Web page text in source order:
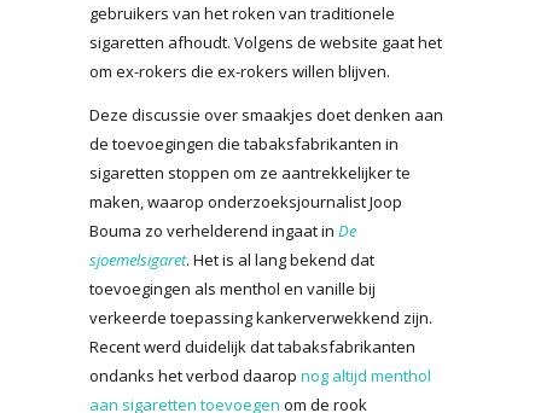
gebruikers van het roken van traditionele
sigaretten afhoudt. Volgens de website gaat het
om ex-rokers die ex-rokers willen blijven.
Deze discussie over smaakjes doet denken aan
de toevoegingen die tabaksfabrikanten in
sigaretten stoppen om ze aantrekkelijker te
maken, waarop onderzoeksjournalist Joop
Bouma zo verhelderend ingaat in De
sjoemelsigaret. Het is al lang bekend dat
toevoegingen als menthol en vanille bij
verkeerde toepassing kankerverwekkend zijn.
Recent werd duidelijk dat tabaksfabrikanten
ondanks het verbod daarop nog altijd menthol
aan sigaretten toevoegen om de rook